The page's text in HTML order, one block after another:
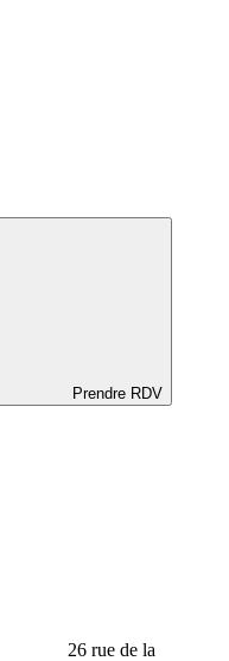
Prendre RDV
26 rue de la